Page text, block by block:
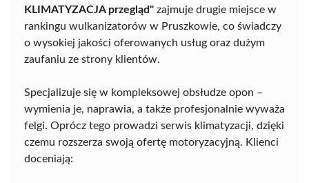
KLIMATYZACJA przegląd" zajmuje drugie miejsce w
rankingu wulkanizatorów w Pruszkowie, co świadczy
o wysokiej jakości oferowanych usług oraz dużym
zaufaniu ze strony klientów.
Specjalizuje się w kompleksowej obsłudze opon –
wymienia je, naprawia, a także profesjonalnie wyważa
felgi. Oprócz tego prowadzi serwis klimatyzacji, dzięki
czemu rozszerza swoją ofertę motoryzacyjną. Klienci
doceniają: